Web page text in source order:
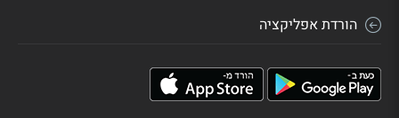
הורדת אפליקציה